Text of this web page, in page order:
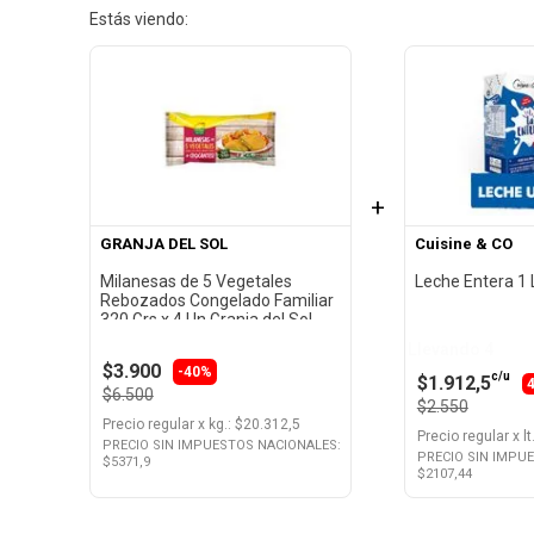
Estás viendo:
GRANJA DEL SOL
Milanesas de 5 Vegetales
Rebozados Congelado Familiar
320 Grs x 4 Un Granja del Sol
$3.900 -40%
$6.500
Precio regularx kg.: $20.312,5
PRECIO SIN IMPUESTOS NACIONALES:
$5371,9
+
Cuisine & CO
Leche Entera
$1.912,5c/u
$2.550
Precio regularx lt.
PRECIO SIN
$2107,44